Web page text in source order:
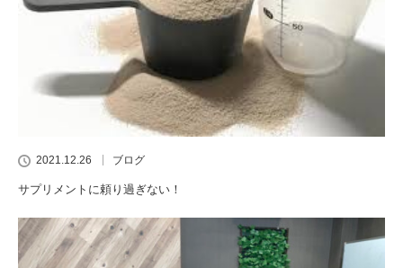
2021.12.26 ブログ
サプリメントに頼り過ぎない！